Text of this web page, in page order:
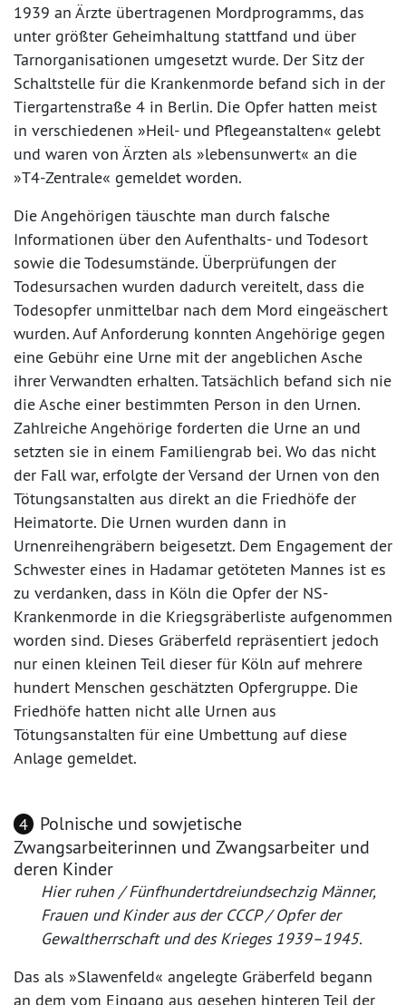
1939 an Ärzte übertragenen Mordprogramms, das
unter größter Geheimhaltung stattfand und über
Tarnorganisationen umgesetzt wurde. Der Sitz der
Schaltstelle für die Krankenmorde befand sich in der
Tiergartenstraße 4 in Berlin. Die Opfer hatten meist
in verschiedenen »Heil- und Pflegeanstalten« gelebt
und waren von Ärzten als »lebensunwert« an die
»T4-Zentrale« gemeldet worden.
Die Angehörigen täuschte man durch falsche
Informationen über den Aufenthalts- und Todesort
sowie die Todesumstände. Überprüfungen der
Todesursachen wurden dadurch vereitelt, dass die
Todesopfer unmittelbar nach dem Mord eingeäschert
wurden. Auf Anforderung konnten Angehörige gegen
eine Gebühr eine Urne mit der angeblichen Asche
ihrer Verwandten erhalten. Tatsächlich befand sich nie
die Asche einer bestimmten Person in den Urnen.
Zahlreiche Angehörige forderten die Urne an und
setzten sie in einem Familiengrab bei. Wo das nicht
der Fall war, erfolgte der Versand der Urnen von den
Tötungsanstalten aus direkt an die Friedhöfe der
Heimatorte. Die Urnen wurden dann in
Urnenreihengräbern beigesetzt. Dem Engagement der
Schwester eines in Hadamar getöteten Mannes ist es
zu verdanken, dass in Köln die Opfer der NS-
Krankenmorde in die Kriegsgräberliste aufgenommen
worden sind. Dieses Gräberfeld repräsentiert jedoch
nur einen kleinen Teil dieser für Köln auf mehrere
hundert Menschen geschätzten Opfergruppe. Die
Friedhöfe hatten nicht alle Urnen aus
Tötungsanstalten für eine Umbettung auf diese
Anlage gemeldet.
4
Polnische und sowjetische
Zwangsarbeiterinnen und Zwangsarbeiter und
deren Kinder
Hier ruhen / Fünfhundertdreiundsechzig Männer,
Frauen und Kinder aus der CCCP / Opfer der
Gewaltherrschaft und des Krieges 1939–1945.
Das als »Slawenfeld« angelegte Gräberfeld begann
an dem vom Eingang aus gesehen hinteren Teil der